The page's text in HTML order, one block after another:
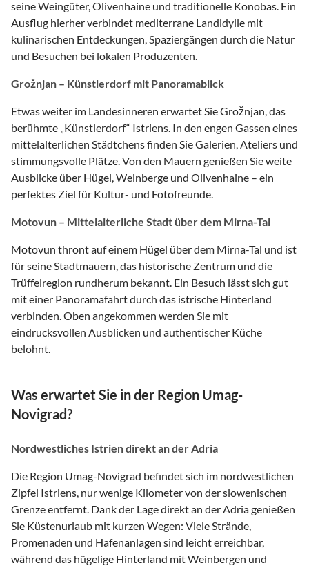
seine Weingüter, Olivenhaine und traditionelle Konobas. Ein
Ausflug hierher verbindet mediterrane Landidylle mit
kulinarischen Entdeckungen, Spaziergängen durch die Natur
und Besuchen bei lokalen Produzenten.
Grožnjan – Künstlerdorf mit Panoramablick
Etwas weiter im Landesinneren erwartet Sie Grožnjan, das
berühmte „Künstlerdorf“ Istriens. In den engen Gassen eines
mittelalterlichen Städtchens finden Sie Galerien, Ateliers und
stimmungsvolle Plätze. Von den Mauern genießen Sie weite
Ausblicke über Hügel, Weinberge und Olivenhaine – ein
perfektes Ziel für Kultur- und Fotofreunde.
Motovun – Mittelalterliche Stadt über dem Mirna-Tal
Motovun thront auf einem Hügel über dem Mirna-Tal und ist
für seine Stadtmauern, das historische Zentrum und die
Trüffelregion rundherum bekannt. Ein Besuch lässt sich gut
mit einer Panoramafahrt durch das istrische Hinterland
verbinden. Oben angekommen werden Sie mit
eindrucksvollen Ausblicken und authentischer Küche
belohnt.
Was erwartet Sie in der Region Umag-
Novigrad?
Nordwestliches Istrien direkt an der Adria
Die Region Umag-Novigrad befindet sich im nordwestlichen
Zipfel Istriens, nur wenige Kilometer von der slowenischen
Grenze entfernt. Dank der Lage direkt an der Adria genießen
Sie Küstenurlaub mit kurzen Wegen: Viele Strände,
Promenaden und Hafenanlagen sind leicht erreichbar,
während das hügelige Hinterland mit Weinbergen und